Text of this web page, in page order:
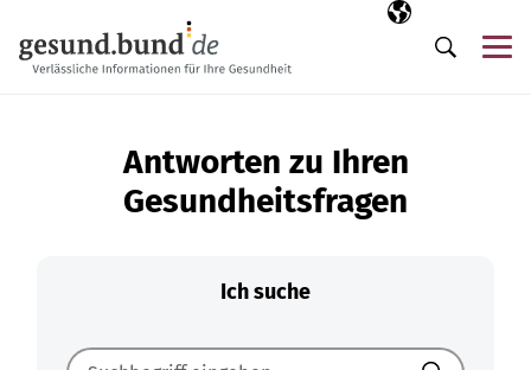
Ausgewählte
DE
Suche
Antworten zu Ihren
Gesundheitsfragen
Ich suche